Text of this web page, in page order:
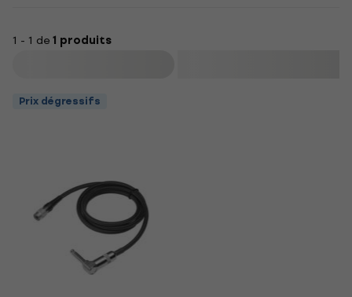
1 - 1 de1 produits
Prix dégressifs